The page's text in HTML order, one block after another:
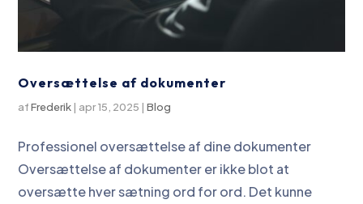
Oversættelse af dokumenter
afFrederik| apr 15, 2025 |Blog
Professionel oversættelse af dine dokumenter
Oversættelse af dokumenter er ikke blot at
oversætte hver sætning ord for ord. Det kunne